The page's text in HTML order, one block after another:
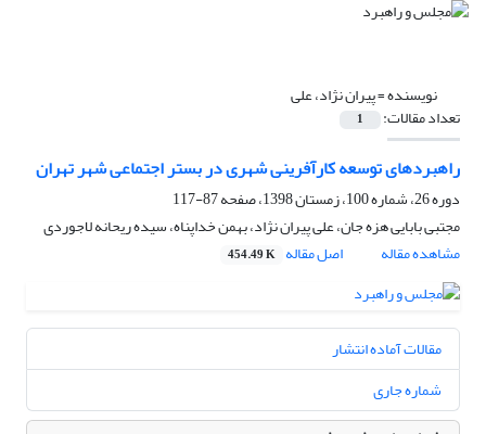
نویسنده =پیران نژاد، علی
تعداد مقالات: 1
راهبردهای توسعه کارآفرینی شهری در بستر اجتماعی شهر تهران
دوره 26، شماره 100، زمستان 1398، صفحه
87-117
مجتبی بابایی هزه جان، علی پیران نژاد، بهمن خداپناه، سیده ریحانه لاجوردی
مشاهده مقاله
اصل مقاله 454.49 K
مقالات آماده انتشار
شماره جاری